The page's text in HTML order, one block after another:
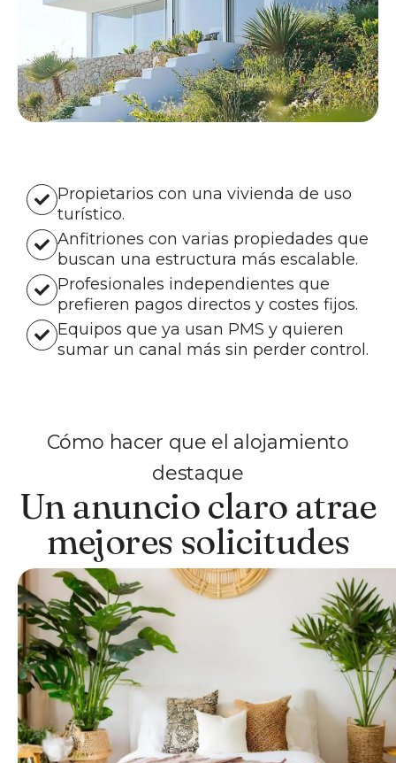
Propietarios con una vivienda de uso
turístico.
Anfitriones con varias propiedades que
buscan una estructura más escalable.
Profesionales independientes que
prefieren pagos directos y costes fijos.
Equipos que ya usan PMS y quieren
sumar un canal más sin perder control.
Cómo hacer que el alojamiento
destaque
Un anuncio claro atrae
mejores solicitudes